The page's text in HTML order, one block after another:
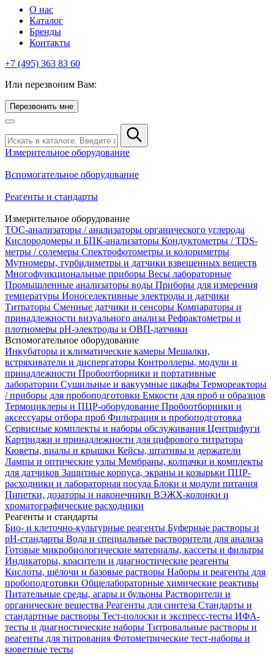
О нас
Каталог
Бренды
Контакты
+7 (495) 363 83 60
Или перезвоним Вам:
Перезвонить мне
Измерительное оборудование
Вспомогательное оборудование
Реагенты и стандарты
Измерительное оборудование
TOC-анализаторы / анализаторы органического углерода
Кислородомеры и БПК-анализаторы Кондуктометры / TDS-
метры / солемеры Спектрофотометры и колориметры
Мутномеры, турбидиметры и датчики взвешенных веществ
Многофункциональные приборы Весы лабораторные
Промышленные анализаторы воды Приборы для измерения
температуры Ионоселективные электроды и датчики
Титраторы Сменные датчики и сенсоры Компараторы и
принадлежности визуального анализа Рефрактометры и
плотномеры pH-электроды и ОВП-датчики
Вспомогательное оборудование
Инкубаторы и климатические камеры Мешалки,
встряхиватели и диспергаторы Контроллеры, модули и
принадлежности Пробоотборники и портативные
лаборатории Сушильные и вакуумные шкафы Термореакторы
/ приборы для пробоподготовки Емкости для проб и образцов
Термоциклеры и ПЦР-оборудование Пробоотборники и
аксессуары отбора проб Фильтрация и пробоподготовка
Сервисные комплекты и наборы обслуживания Центрифуги
Картриджи и принадлежности для цифрового титратора
Кюветы, виалы и крышки Кейсы, штативы и держатели
Лампы и оптические узлы Мембраны, колпачки и комплекты
для датчиков Защитные корпуса, экраны и козырьки ПЦР-
расходники и лабораторная посуда Блоки и модули питания
Пипетки, дозаторы и наконечники ВЭЖХ-колонки и
хроматографические расходники
Реагенты и стандарты
Био- и клеточно-культурные реагенты Буферные растворы и
pH-стандарты Вода и специальные растворители для анализа
Готовые микробиологические материалы, кассеты и фильтры
Индикаторы, красители и диагностические реагенты
Кислоты, щёлочи и базовые растворы Наборы и реагенты для
пробоподготовки Общелабораторные химические реактивы
Питательные среды, агары и бульоны Растворители и
органические вещества Реагенты для синтеза Стандарты и
стандартные растворы Тест-полоски и экспресс-тесты ИФА-
тесты и диагностические наборы Титровальные растворы и
реагенты для титрования Фотометрические тест-наборы и
кюветные тесты